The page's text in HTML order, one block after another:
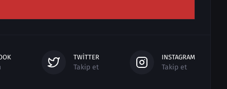
TWITTER
Takip et
INSTAGRAM
Takip et